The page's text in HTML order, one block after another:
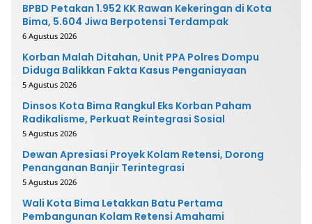
BPBD Petakan 1.952 KK Rawan Kekeringan di Kota
Bima, 5.604 Jiwa Berpotensi Terdampak
6 Agustus 2026
Korban Malah Ditahan, Unit PPA Polres Dompu
Diduga Balikkan Fakta Kasus Penganiayaan
5 Agustus 2026
Dinsos Kota Bima Rangkul Eks Korban Paham
Radikalisme, Perkuat Reintegrasi Sosial
5 Agustus 2026
Dewan Apresiasi Proyek Kolam Retensi, Dorong
Penanganan Banjir Terintegrasi
5 Agustus 2026
Wali Kota Bima Letakkan Batu Pertama
Pembangunan Kolam Retensi Amahami